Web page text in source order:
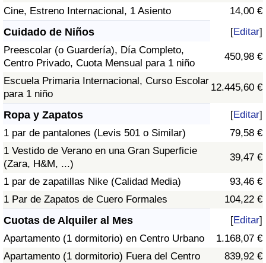
Cine, Estreno Internacional, 1 Asiento 14,00 €
Cuidado de Niños [Editar]
Preescolar (o Guardería), Día Completo,
Centro Privado, Cuota Mensual para 1 niño
450,98 €
Escuela Primaria Internacional, Curso Escolar
para 1 niño
12.445,60 €
Ropa y Zapatos [Editar]
1 par de pantalones (Levis 501 o Similar)
79,58 €
1 Vestido de Verano en una Gran Superficie
(Zara, H&M, ...)
39,47 €
1 par de zapatillas Nike (Calidad Media)
93,46 €
1 Par de Zapatos de Cuero Formales
104,22 €
Cuotas de Alquiler al Mes [Editar]
Apartamento (1 dormitorio) en Centro Urbano
1.168,07 €
Apartamento (1 dormitorio) Fuera del Centro
839,92 €